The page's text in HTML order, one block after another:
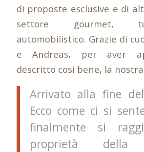
di proposte esclusive e di
settore gourmet,
automobilistico. Grazie di
e Andreas, per aver
descritto cosi bene, la
Arrivato alla fine
Ecco come ci si
finalmente si
proprietà della